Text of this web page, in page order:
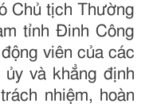
Chủ tịch Thường
tỉnh Đinh Công
viên của các
và khẳng định
nhiệm, hoàn